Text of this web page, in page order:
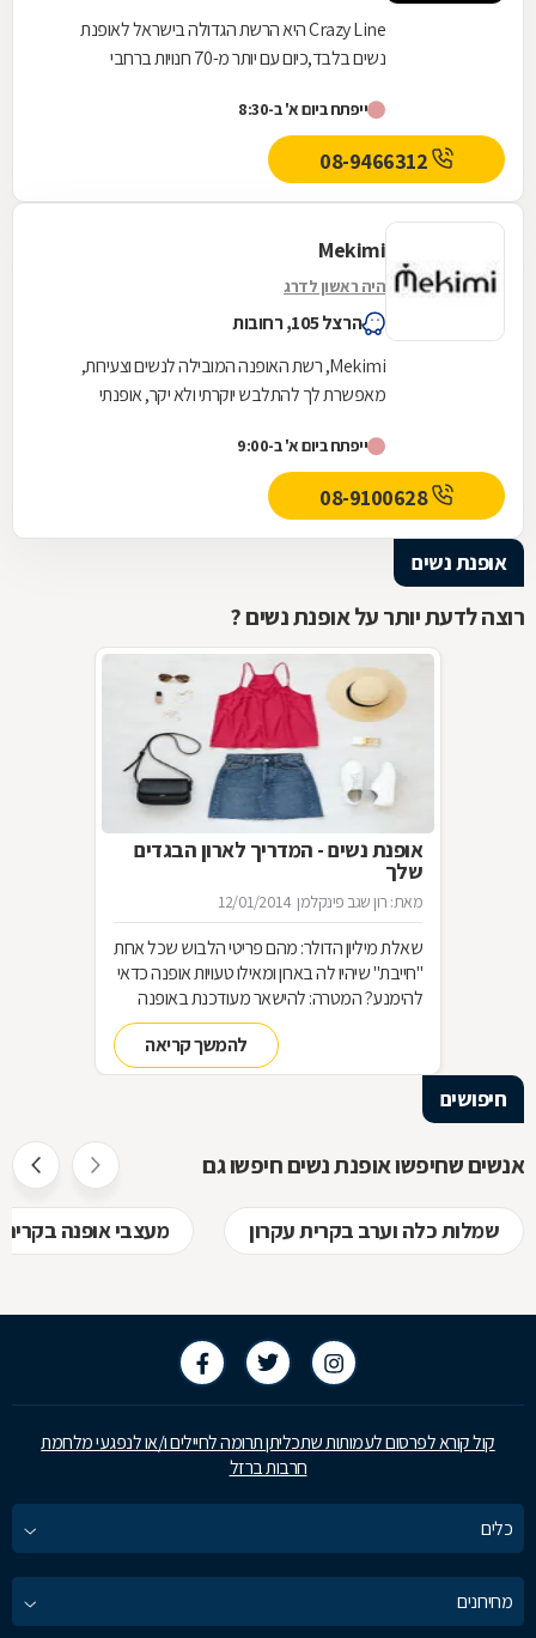
Crazy Line היא הרשת הגדולה בישראל לאופנת
נשים בלבד,כיום עם יותר מ-70 חנויות ברחבי
הנאמן שלה בגדים...
ייפתח ביום א' ב-8:30
Mekimi
היה ראשון לדרג
הרצל 105, רחובות
Mekimi, רשת האופנה המובילה לנשים וצעירות,
מאפשרת לך להתלבש יוקרתי ולא יקר, אופנתי
Mekimi ייחודי...
ייפתח ביום א' ב-9:00
08-9100628
אופנת נשים
רוצה לדעת יותר על אופנת נשים ?
אופנת נשים - המדריך לארון הבגדים
שלך
מאת: רון שגב פינקלמן 12/01/2014
שאלת מיליון הדולר: מהם פריטי הלבוש שכל אחת
"חייבת" שיהיו לה בארון ומאילו טעויות אופנה כדאי
להימנע? המטרה: להישאר מעודכנת באופנה
מבלי להחליף מלתחה שלמה כל עונה האמצעי:
להמשך קריאה
חיפושים
אנשים שחיפשו אופנת נשים חיפשו גם
שמלות כלה וערב בקרית עקרון מעצבי אופנה בקרית
קול קורא לפרסום לעמותות שתכליתן תרומה לחיילים ו/או לנפגעי מלחמת
חרבות ברזל
כלים
מחירונים